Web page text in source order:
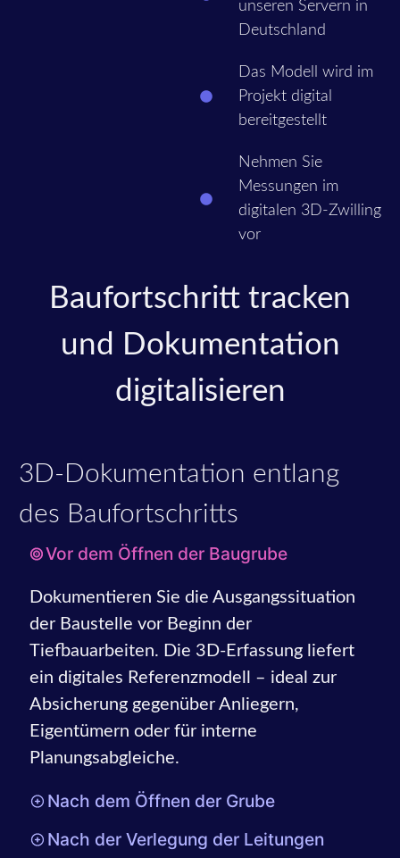
unseren Servern in
Deutschland
Das Modell wird im
Projekt digital
bereitgestellt
Nehmen Sie
Messungen im
digitalen 3D-Zwilling
vor
Baufortschritt tracken
und Dokumentation
digitalisieren
3D-Dokumentation entlang
des Baufortschritts
Vor dem Öffnen der Baugrube
Dokumentieren Sie die Ausgangssituation
der Baustelle vor Beginn der
Tiefbauarbeiten. Die 3D-Erfassung liefert
ein digitales Referenzmodell – ideal zur
Absicherung gegenüber Anliegern,
Eigentümern oder für interne
Planungsabgleiche.
Nach dem Öffnen der Grube
Nach der Verlegung der Leitungen